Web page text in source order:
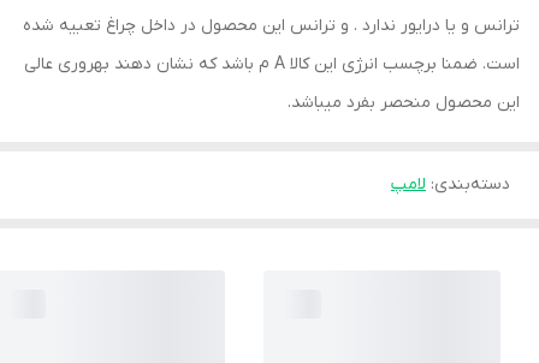
ترانس و یا درایور ندارد . و ترانس این محصول در داخل چراغ تعبیه شده
است. ضمنا برچسب انرژی این کالا A م باشد که نشان دهند بهروری عالی
این محصول منحصر بفرد میباشد.
دسته‌بندی: لامپ